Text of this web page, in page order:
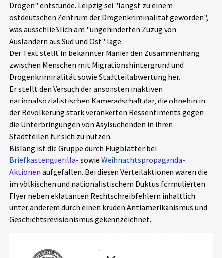
Phänomene
Aktuelles
Alle Beiträge
Veranstaltungen
Pressemitteilungen
Podcasts
Über uns
Projektbeschreibung
Kontakt
Unterstützer_innen
Spenden
chronik.LE in der Presse
Drogen" entstünde. Leipzig sei "längst zu einem
ostdeutschen Zentrum der Drogenkriminalität geworden",
was ausschließlich am "ungehinderten Zuzug von
Ausländern aus Süd und Ost" läge.
Der Text stellt in bekannter Manier den Zusammenhang
zwischen Menschen mit Migrationshintergrund und
Drogenkriminalität sowie Stadtteilabwertung her.
Er stellt den Versuch der ansonsten inaktiven
nationalsozialistischen Kameradschaft dar, die ohnehin in
der Bevölkerung stark verankerten Ressentiments gegen
die Unterbringungen von Asylsuchenden in ihren
Stadtteilen für sich zu nutzen.
Bislang ist die Gruppe durch Flugblätter bei
Briefkastenguerilla- sowie Weihnachtspropaganda-
Aktionen aufgefallen. Bei diesen Verteilaktionen waren die
im völkischen und nationalistischem Duktus formulierten
Flyer neben eklatanten Rechtschreibfehlern inhaltlich
unter anderem durch einen kruden Antiamerikanismus und
Geschichtsrevisionismus gekennzeichnet.